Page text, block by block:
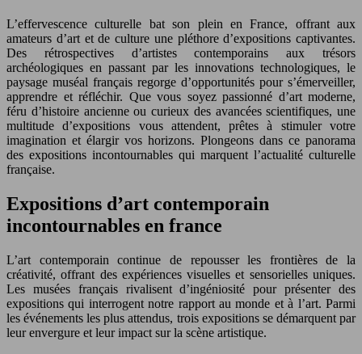
L’effervescence culturelle bat son plein en France, offrant aux
amateurs d’art et de culture une pléthore d’expositions captivantes.
Des rétrospectives d’artistes contemporains aux trésors
archéologiques en passant par les innovations technologiques, le
paysage muséal français regorge d’opportunités pour s’émerveiller,
apprendre et réfléchir. Que vous soyez passionné d’art moderne,
féru d’histoire ancienne ou curieux des avancées scientifiques, une
multitude d’expositions vous attendent, prêtes à stimuler votre
imagination et élargir vos horizons. Plongeons dans ce panorama
des expositions incontournables qui marquent l’actualité culturelle
française.
Expositions d’art contemporain
incontournables en france
L’art contemporain continue de repousser les frontières de la
créativité, offrant des expériences visuelles et sensorielles uniques.
Les musées français rivalisent d’ingéniosité pour présenter des
expositions qui interrogent notre rapport au monde et à l’art. Parmi
les événements les plus attendus, trois expositions se démarquent par
leur envergure et leur impact sur la scène artistique.